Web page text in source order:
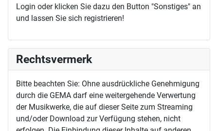
Login oder klicken Sie dazu den Button "Sonstiges" an
und lassen Sie sich registrieren!
Rechtsvermerk
Bitte beachten Sie: Ohne ausdrückliche Genehmigung
durch die GEMA darf eine weitergehende Verwertung
der Musikwerke, die auf dieser Seite zum Streaming
und/oder Download zur Verfügung stehen, nicht